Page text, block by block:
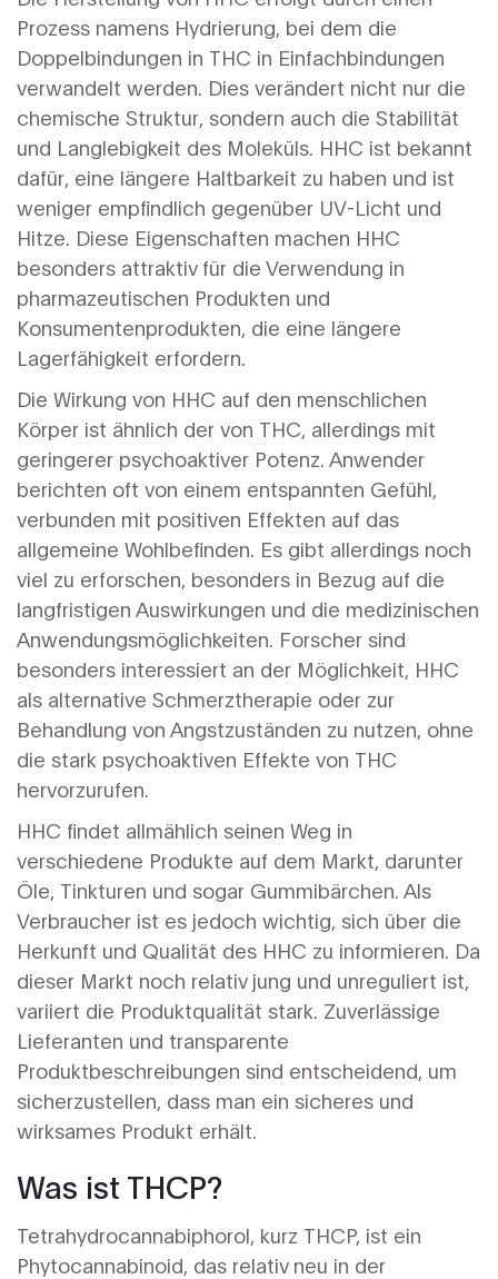
Prozess namens Hydrierung, bei dem die
Doppelbindungen in THC in Einfachbindungen
verwandelt werden. Dies verändert nicht nur die
chemische Struktur, sondern auch die Stabilität
und Langlebigkeit des Moleküls. HHC ist bekannt
dafür, eine längere Haltbarkeit zu haben und ist
weniger empfindlich gegenüber UV-Licht und
Hitze. Diese Eigenschaften machen HHC
besonders attraktiv für die Verwendung in
pharmazeutischen Produkten und
Konsumentenprodukten, die eine längere
Lagerfähigkeit erfordern.
Die Wirkung von HHC auf den menschlichen
Körper ist ähnlich der von THC, allerdings mit
geringerer psychoaktiver Potenz. Anwender
berichten oft von einem entspannten Gefühl,
verbunden mit positiven Effekten auf das
allgemeine Wohlbefinden. Es gibt allerdings noch
viel zu erforschen, besonders in Bezug auf die
langfristigen Auswirkungen und die medizinischen
Anwendungsmöglichkeiten. Forscher sind
besonders interessiert an der Möglichkeit, HHC
als alternative Schmerztherapie oder zur
Behandlung von Angstzuständen zu nutzen, ohne
die stark psychoaktiven Effekte von THC
hervorzurufen.
HHC findet allmählich seinen Weg in
verschiedene Produkte auf dem Markt, darunter
Öle, Tinkturen und sogar Gummibärchen. Als
Verbraucher ist es jedoch wichtig, sich über die
Herkunft und Qualität des HHC zu informieren. Da
dieser Markt noch relativ jung und unreguliert ist,
variiert die Produktqualität stark. Zuverlässige
Lieferanten und transparente
Produktbeschreibungen sind entscheidend, um
sicherzustellen, dass man ein sicheres und
wirksames Produkt erhält.
Was ist THCP?
Tetrahydrocannabiphorol, kurz THCP, ist ein
Phytocannabinoid, das relativ neu in der